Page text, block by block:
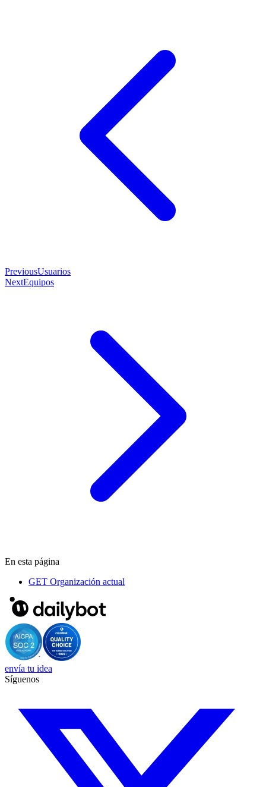
PreviousUsuarios
NextEquipos
En esta página
GET Organización actual
envía tu idea
Síguenos